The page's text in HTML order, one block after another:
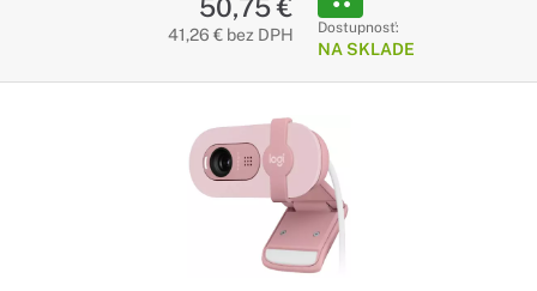
50,75 €
41,26 € bez DPH Dostupnosť:
NA SKLADE